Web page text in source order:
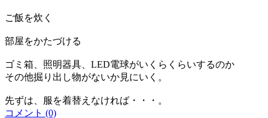
ご飯を炊く
部屋をかたづける
ゴミ箱、照明器具、LED電球がいくらくらいするのか
その他掘り出し物がないか見にいく。
先ずは、服を着替えなければ・・・。
コメント (0)